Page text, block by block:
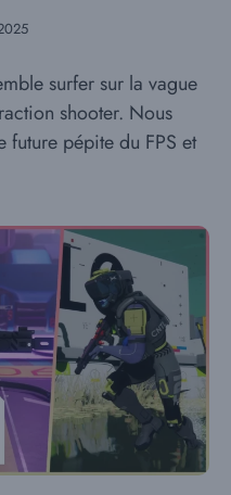
surfer sur la vague
shooter. Nous
future pépite du FPS et